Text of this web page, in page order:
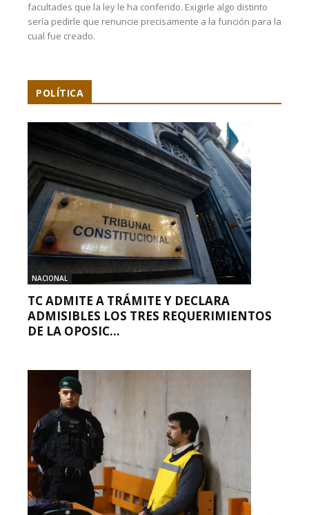
facultades que la ley le ha conferido. Exigirle algo distinto
sería pedirle que renuncie precisamente a la función para la
cual fue creado.
POLÍTICA
NACIONAL
TC ADMITE A TRÁMITE Y DECLARA
ADMISIBLES LOS TRES REQUERIMIENTOS
DE LA OPOSIC...